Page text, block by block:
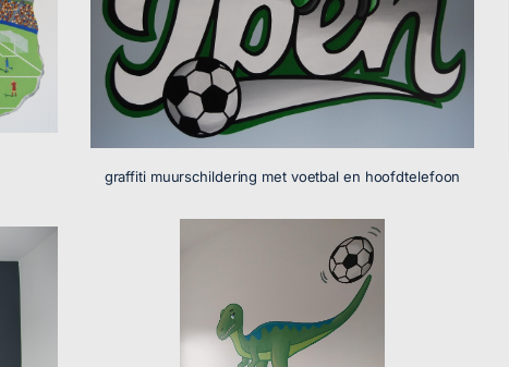
graffiti muurschildering met voetbal en hoofdtelefoon